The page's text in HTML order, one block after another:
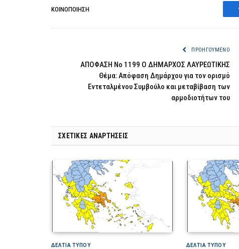
ΚΟΙΝΟΠΟΊΗΣΗ
ΠΡΟΗΓΟΎΜΕΝΟ
ΑΠΟΦΑΣΗ Νο 1199 Ο ΔΗΜΑΡΧΟΣ ΛΑΥΡΕΩΤΙΚΗΣ
Θέμα: Απόφαση Δημάρχου για τον ορισμό
Εντεταλμένου Συμβούλο και μεταβίβαση των
αρμοδιοτήτων του
ΣΧΕΤΙΚΈΣ ΑΝΑΡΤΉΣΕΙΣ
ΔΕΛΤΙΑ ΤΥΠΟΥ ΔΕΛΤΙΑ ΤΥΠΟΥ